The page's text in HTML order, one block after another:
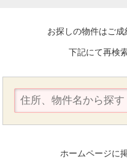
お探しの物件はご成
下記にて再検
ホームページに